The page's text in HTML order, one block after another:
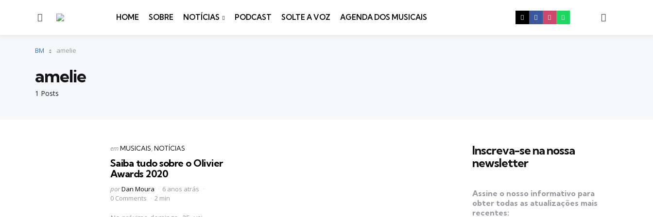
Menu HOME SOBRE NOTÍCIAS PODCAST SOLTE A VOZ AGENDA DOS MUSICAIS
BM amelie
1 Posts
amelie
Categorias
Postado
em MUSICAIS NOTÍCIAS
Saiba tudo sobre o Olivier
Awards 2020
Postado
por
porDan Moura
6 anos atrás
0 Comments
2 min
Inscreva-se na nossa
newsletter
Assine o nosso informativo para
obter todas as atualizações mais
recentes: